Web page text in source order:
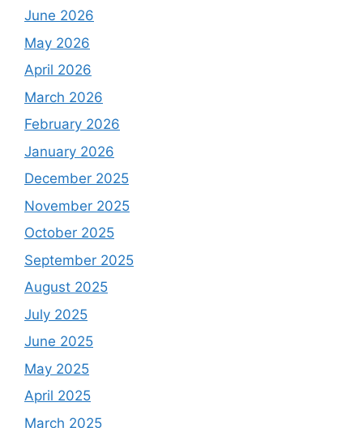
June 2026
May 2026
April 2026
March 2026
February 2026
January 2026
December 2025
November 2025
October 2025
September 2025
August 2025
July 2025
June 2025
May 2025
April 2025
March 2025